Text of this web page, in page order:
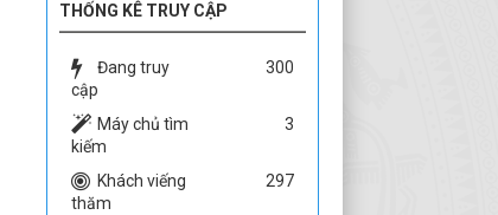
THỐNG KÊ TRUY CẬP
Đang truy
cập
300
Máy chủ tìm
kiếm
3
Khách viếng
thăm
297